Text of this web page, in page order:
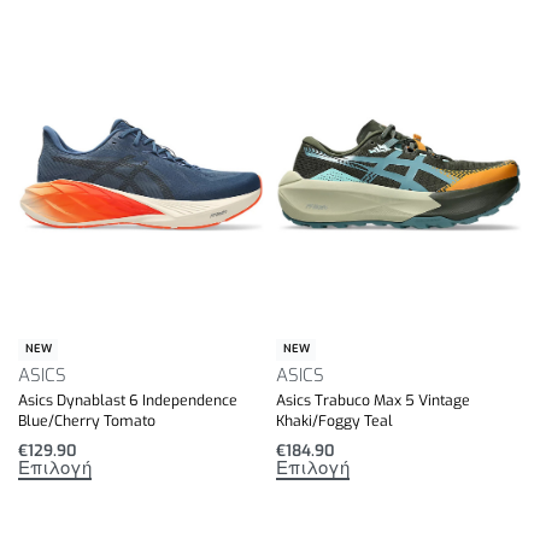
NEW
ASICS
Asics Dynablast 6 Independence
Blue/Cherry Tomato
€129.90
Επιλογή
NEW
ASICS
Asics Trabuco Max 5 Vintage
Khaki/Foggy Teal
€184.90
Επιλογή